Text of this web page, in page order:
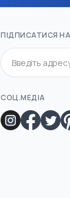
ПІДПИСАТИСЯ
СОЦ.МЕДІА